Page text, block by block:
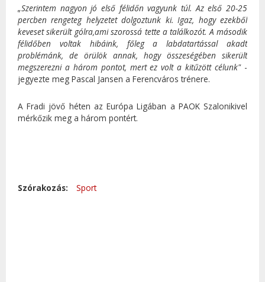
„Szerintem nagyon jó első félidőn vagyunk túl. Az első 20-25
percben rengeteg helyzetet dolgoztunk ki. Igaz, hogy ezekből
keveset sikerült gólra,ami szorossá tette a találkozót. A második
félidőben voltak hibáink, főleg a labdatartással akadt
problémánk, de örülök annak, hogy összeségében sikerült
megszerezni a három pontot, mert ez volt a kitűzött célunk"-
jegyezte meg Pascal Jansen a Ferencváros trénere.
A Fradi jövő héten az Európa Ligában a PAOK Szalonikivel
mérkőzik meg a három pontért.
Szórakozás: Sport